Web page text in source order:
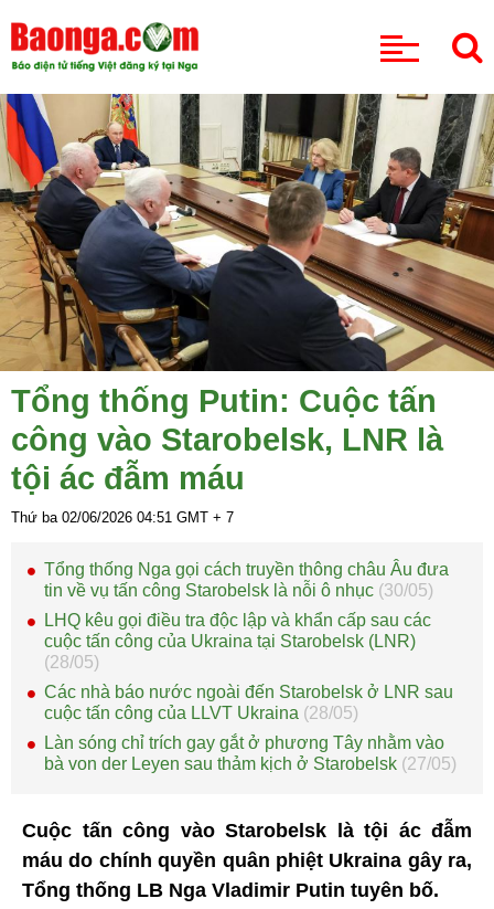
Tổng thống Putin: Cuộc tấn
công vào Starobelsk, LNR là
tội ác đẫm máu
Thứ ba 02/06/2026 04:51 GMT + 7
Tổng thống Nga gọi cách truyền thông châu Âu đưa
tin về vụ tấn công Starobelsk là nỗi ô nhục (30/05)
LHQ kêu gọi điều tra độc lập và khẩn cấp sau các
cuộc tấn công của Ukraina tại Starobelsk (LNR)
(28/05)
Các nhà báo nước ngoài đến Starobelsk ở LNR sau
cuộc tấn công của LLVT Ukraina (28/05)
Làn sóng chỉ trích gay gắt ở phương Tây nhằm vào
bà von der Leyen sau thảm kịch ở Starobelsk (27/05)
Cuộc tấn công vào Starobelsk là tội ác đẫm
máu do chính quyền quân phiệt Ukraina gây ra,
Tổng thống LB Nga Vladimir Putin tuyên bố.